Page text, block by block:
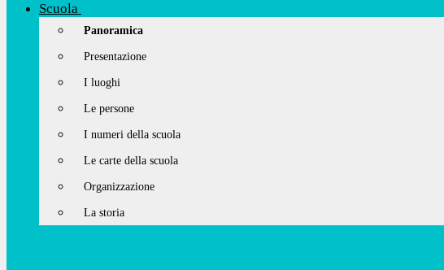
Scuola
Panoramica
Presentazione
I luoghi
Le persone
I numeri della scuola
Le carte della scuola
Organizzazione
La storia